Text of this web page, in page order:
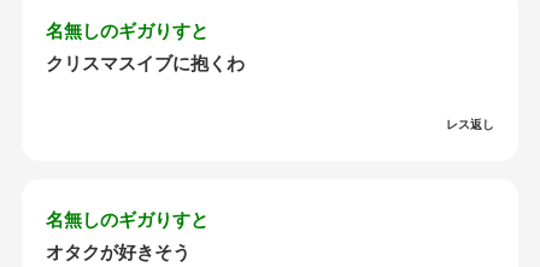
名無しのギガりすと
クリスマスイブに抱くわ
レス返し
名無しのギガりすと
オタクが好きそう